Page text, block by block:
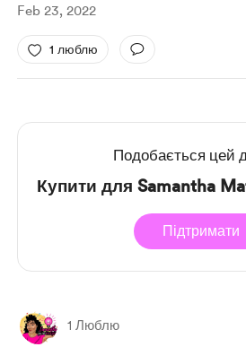
Feb 23, 2022
1 люблю
Подобається цей
Купити для Samantha
Підтримати
1 Люблю